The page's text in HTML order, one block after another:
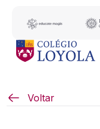
Voltar